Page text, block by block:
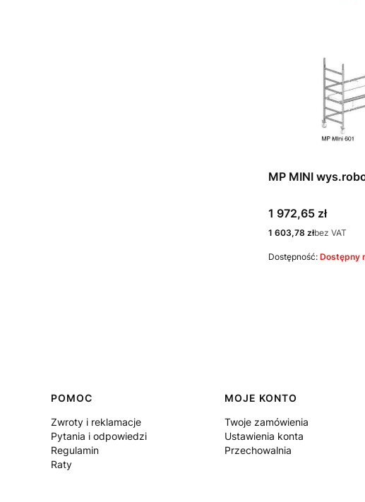
MP MINI
Cena
1 972,65 zł
Cena
1 603,78 złbez VAT
Dostępność: Dostępny
Linki w stopce
POMOC
Zwroty i reklamacje
Pytania i odpowiedzi
Regulamin
Raty
MOJE KONTO
Twoje zamówienia
Ustawienia konta
Przechowalnia